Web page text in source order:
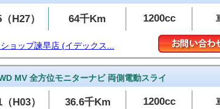
H27） 64千Km 1200cc
ショップ諫早店 (イデックス...
MV 全方位モニターナビ 両側電動スライ
H03） 36.6千Km 1200cc